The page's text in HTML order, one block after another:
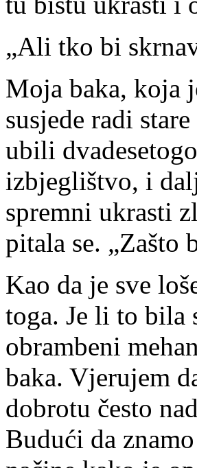
„Ali tko bi
Moja baka, koja
susjede radi
ubili
izbjeglištvo, i
spremni ukrasti
pitala se. „Zašto
Kao da je sve
toga. Je li to bila
obrambeni
baka. Vjerujem
dobrotu često
Budući da